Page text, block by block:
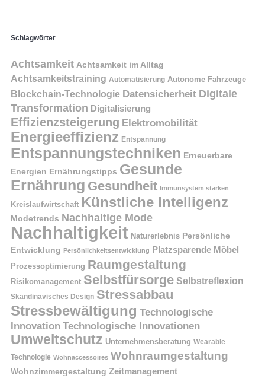
Schlagwörter
Achtsamkeit Achtsamkeit im Alltag
Achtsamkeitstraining Automatisierung Autonome Fahrzeuge
Blockchain-Technologie Datensicherheit Digitale
Transformation Digitalisierung
Effizienzsteigerung Elektromobilität
Energieeffizienz Entspannung
Entspannungstechniken Erneuerbare
Energien Ernährungstipps Gesunde
Ernährung Gesundheit Immunsystem stärken
Kreislaufwirtschaft Künstliche Intelligenz
Modetrends Nachhaltige Mode
Nachhaltigkeit Naturerlebnis Persönliche
Entwicklung Persönlichkeitsentwicklung Platzsparende Möbel
Prozessoptimierung Raumgestaltung
Risikomanagement Selbstfürsorge Selbstreflexion
Skandinavisches Design Stressabbau
Stressbewältigung Technologische
Innovation Technologische Innovationen
Umweltschutz Unternehmensberatung Wearable
Technologie Wohnaccessoires Wohnraumgestaltung
Wohnzimmergestaltung Zeitmanagement